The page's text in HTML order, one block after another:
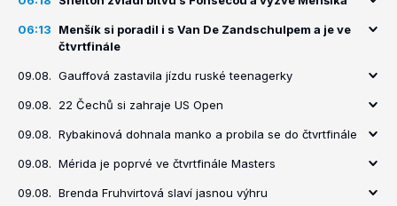
06:13
Menšík si poradil i s Van De Zandschulpem a je ve
čtvrtfinále
09.08. Gauffová zastavila jízdu ruské teenagerky
09.08. 22 Čechů si zahraje US Open
09.08. Rybakinová dohnala manko a probila se do čtvrtfinále
09.08. Mérida je poprvé ve čtvrtfinále Masters
09.08. Brenda Fruhvirtová slaví jasnou výhru